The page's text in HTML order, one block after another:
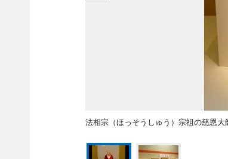
法相宗（ほっそうしゅう）宗祖の慈恩